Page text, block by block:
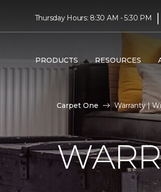
Thursday Hours: 8:30 AM - 5:30 PM |
PRODUCTS RESOURCES
Carpet One Warranty |